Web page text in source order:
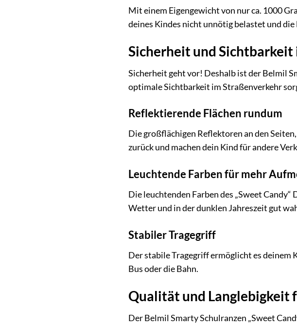
Mit einem Eigengewicht von nur ca. 1000
deines Kindes nicht unnötig belastet und
Sicherheit und
Sicherheit geht vor! Deshalb ist der Belmil
optimale Sichtbarkeit im Straßenverkehr
Reflektierende Flächen rundum
Die großflächigen Reflektoren an den
zurück und machen dein Kind für andere
Leuchtende Farben für mehr
Die leuchtenden Farben des „Sweet
Wetter und in der dunklen Jahreszeit gut
Stabiler Tragegriff
Der stabile Tragegriff ermöglicht es deinem
Bus oder die Bahn.
Qualität und Langlebigkeit
Der Belmil Smarty Schulranzen „Sweet